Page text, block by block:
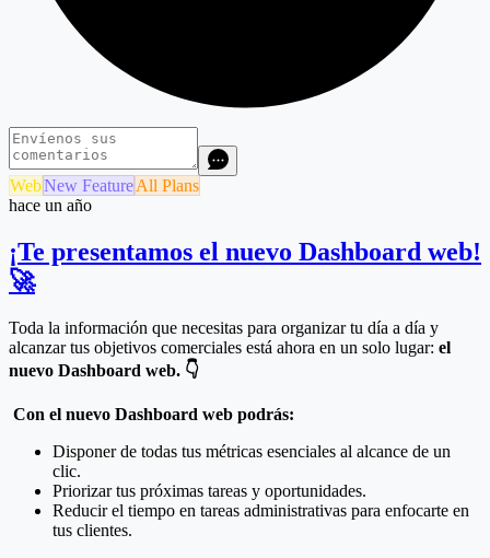
WebNew FeatureAll Plans
hace un año
¡Te presentamos el nuevo Dashboard web!
🚀
Toda la información que necesitas para organizar tu día a día y
alcanzar tus objetivos comerciales está ahora en un solo lugar: el
nuevo Dashboard web. 👇
Con el nuevo Dashboard web podrás:
Disponer de todas tus métricas esenciales al alcance de un
clic.
Priorizar tus próximas tareas y oportunidades.
Reducir el tiempo en tareas administrativas para enfocarte en
tus clientes.